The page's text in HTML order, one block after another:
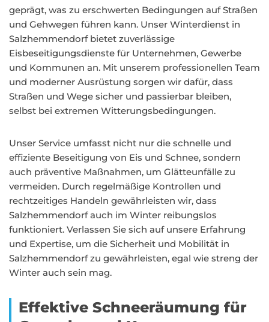
geprägt, was zu erschwerten Bedingungen auf Straßen
und Gehwegen führen kann. Unser Winterdienst in
Salzhemmendorf bietet zuverlässige
Eisbeseitigungsdienste für Unternehmen, Gewerbe
und Kommunen an. Mit unserem professionellen Team
und moderner Ausrüstung sorgen wir dafür, dass
Straßen und Wege sicher und passierbar bleiben,
selbst bei extremen Witterungsbedingungen.
Unser Service umfasst nicht nur die schnelle und
effiziente Beseitigung von Eis und Schnee, sondern
auch präventive Maßnahmen, um Glätteunfälle zu
vermeiden. Durch regelmäßige Kontrollen und
rechtzeitiges Handeln gewährleisten wir, dass
Salzhemmendorf auch im Winter reibungslos
funktioniert. Verlassen Sie sich auf unsere Erfahrung
und Expertise, um die Sicherheit und Mobilität in
Salzhemmendorf zu gewährleisten, egal wie streng der
Winter auch sein mag.
Effektive Schneeräumung für